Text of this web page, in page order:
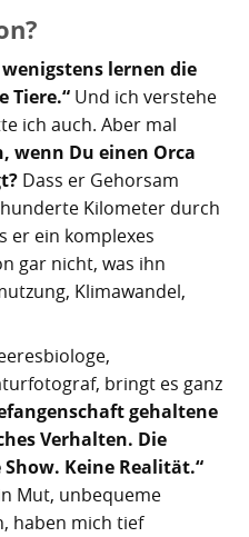
Teide
wenigstens lernen die
Tiere.“ Und ich verstehe
ich auch. Aber mal
wenn Du einen Orca
Dass er Gehorsam
Kilometer durch
er ein komplexes
gar nicht, was ihn
Klimawandel,
bringt es ganz
gehaltene
Verhalten. Die
Keine Realität.“
Mut, unbequeme
haben mich tief